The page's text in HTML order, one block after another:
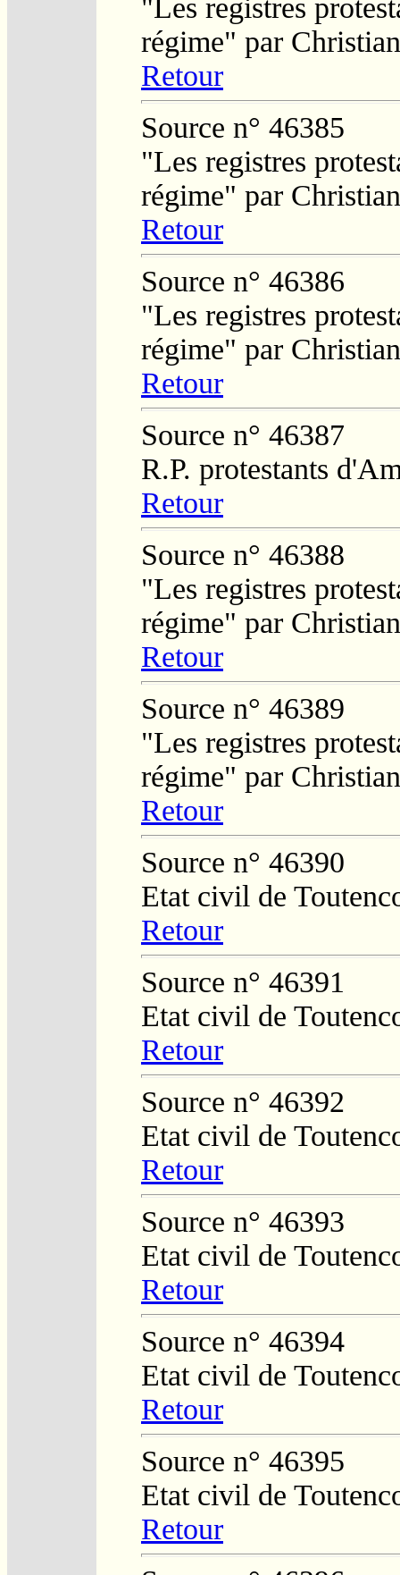
"Les registres
régime" par
Retour
Source n° 46385
"Les registres
régime" par
Retour
Source n° 46386
"Les registres
régime" par
Retour
Source n° 46387
R.P. protestants
Retour
Source n° 46388
"Les registres
régime" par
Retour
Source n° 46389
"Les registres
régime" par
Retour
Source n° 46390
Etat civil de
Retour
Source n° 46391
Etat civil de
Retour
Source n° 46392
Etat civil de
Retour
Source n° 46393
Etat civil de
Retour
Source n° 46394
Etat civil de
Retour
Source n° 46395
Etat civil de
Retour